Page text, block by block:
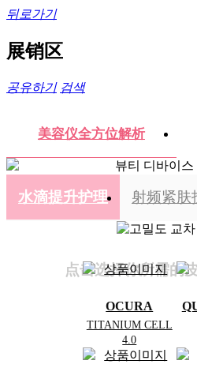
뒤로가기
展销区
공유하기 검색
美容仪全方位解析
点击选择你所需的
水滴提升护理 射频紧肤
OCURA
TITANIUM CELL
4.0